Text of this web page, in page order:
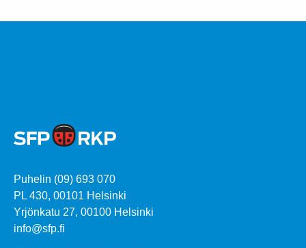
Puhelin (09) 693 070
PL 430, 00101 Helsinki
Yrjönkatu 27, 00100 Helsinki
info@sfp.fi